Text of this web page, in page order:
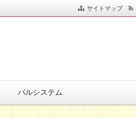
サイトマップ
パルシステム